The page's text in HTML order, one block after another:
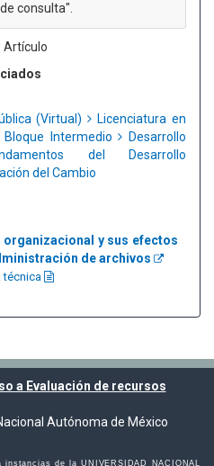
consulta".
Artículo
(Virtual)
Licenciatura en
Bloque Intermedio
Desarrollo
del Desarrollo
del Cambio
organizacional y sus efectos
de archivos
técnica
a Evaluación de recursos
Autónoma de México
de la UNIVERSIDAD NACIONAL